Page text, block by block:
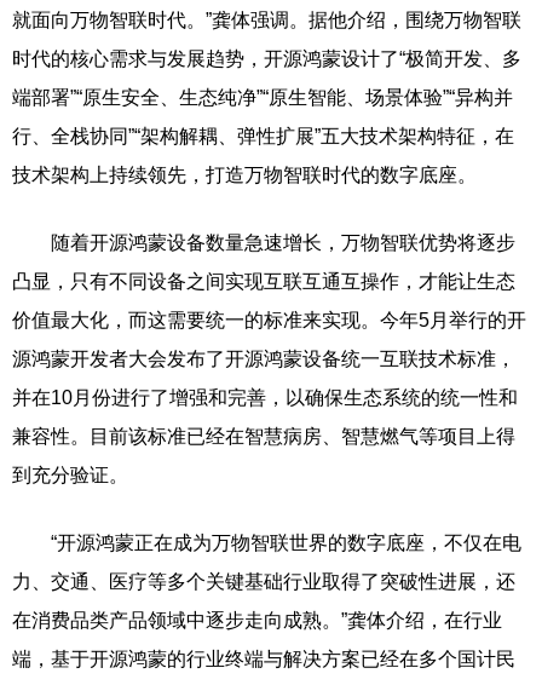
就面向万物智联时代。”龚体强调。据他介绍，围绕万物智联
时代的核心需求与发展趋势，开源鸿蒙设计了“极简开发、多
端部署”“原生安全、生态纯净”“原生智能、场景体验”“异构并
行、全栈协同”“架构解耦、弹性扩展”五大技术架构特征，在
技术架构上持续领先，打造万物智联时代的数字底座。
随着开源鸿蒙设备数量急速增长，万物智联优势将逐步
凸显，只有不同设备之间实现互联互通互操作，才能让生态
价值最大化，而这需要统一的标准来实现。今年5月举行的开
源鸿蒙开发者大会发布了开源鸿蒙设备统一互联技术标准，
并在10月份进行了增强和完善，以确保生态系统的统一性和
兼容性。目前该标准已经在智慧病房、智慧燃气等项目上得
到充分验证。
“开源鸿蒙正在成为万物智联世界的数字底座，不仅在电
力、交通、医疗等多个关键基础行业取得了突破性进展，还
在消费品类产品领域中逐步走向成熟。”龚体介绍，在行业
端，基于开源鸿蒙的行业终端与解决方案已经在多个国计民